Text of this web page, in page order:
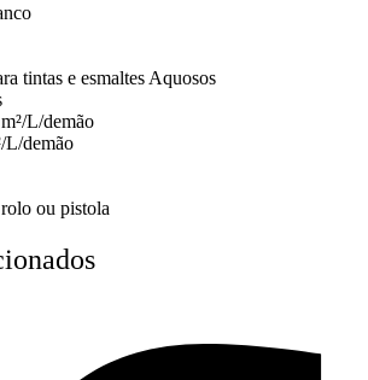
tintas e esmaltes Aquosos
L/demão
L/demão
ou pistola